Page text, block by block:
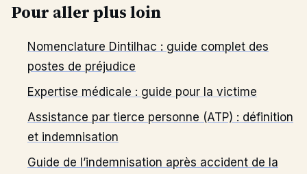
Pour aller plus loin
Nomenclature Dintilhac : guide complet des
postes de préjudice
Expertise médicale : guide pour la victime
Assistance par tierce personne (ATP) : définition
et indemnisation
Guide de l’indemnisation après accident de la